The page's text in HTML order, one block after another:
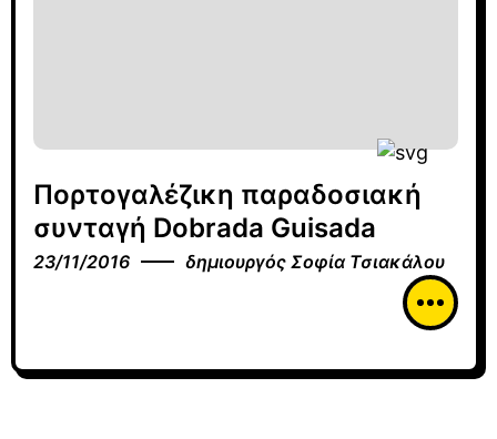
Πορτογαλέζικη παραδοσιακή
συνταγή Dobrada Guisada
23/11/2016 δημιουργός Σοφία Τσιακάλου